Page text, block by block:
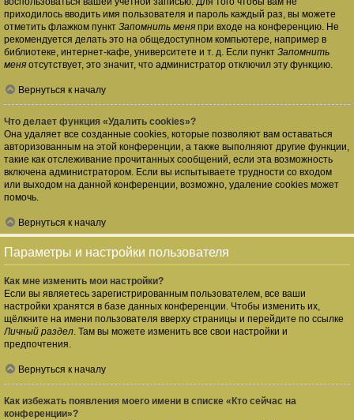
приходилось вводить имя пользователя и пароль каждый раз, вы можете
отметить флажком пункт Запомнить меня при входе на конференцию. Не
рекомендуется делать это на общедоступном компьютере, например в
библиотеке, интернет-кафе, университете и т. д. Если пункт Запомнить
меня отсутствует, это значит, что администратор отключил эту функцию.
Вернуться к началу
Что делает функция «Удалить cookies»?
Она удаляет все созданные cookies, которые позволяют вам оставаться
авторизованным на этой конференции, а также выполняют другие функции,
такие как отслеживание прочитанных сообщений, если эта возможность
включена администратором. Если вы испытываете трудности со входом
или выходом на данной конференции, возможно, удаление cookies может
помочь.
Вернуться к началу
Параметры и настройки пользователя
Как мне изменить мои настройки?
Если вы являетесь зарегистрированным пользователем, все ваши
настройки хранятся в базе данных конференции. Чтобы изменить их,
щёлкните на имени пользователя вверху страницы и перейдите по ссылке
Личный раздел. Там вы можете изменить все свои настройки и
предпочтения.
Вернуться к началу
Как избежать появления моего имени в списке «Кто сейчас на
конференции»?